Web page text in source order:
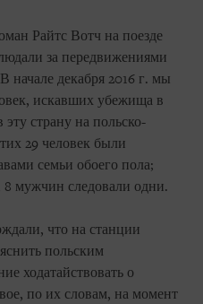
Райтс Вотч на поезде
за передвижениями
начале декабря 2016 г. мы
искавших убежища в
страну на польско-
29 человек были
семьи обоего пола;
мужчин следовали одни.
что на станции
польским
ходатайствовать о
по их словам, на момент